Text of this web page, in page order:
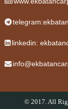
linkedin:
© 2017. All